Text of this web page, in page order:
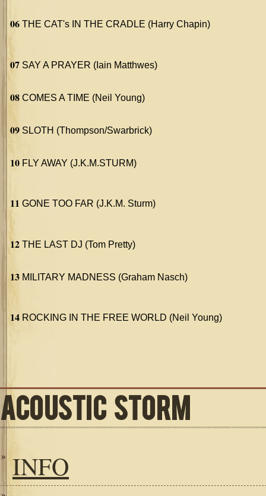
06 THE CAT's IN THE CRADLE (Harry Chapin)
07 SAY A PRAYER (Iain Matthwes)
08 COMES A TIME (Neil Young)
09 SLOTH (Thompson/Swarbrick)
10 FLY AWAY (J.K.M.STURM)
11 GONE TOO FAR (J.K.M. Sturm)
12 THE LAST DJ (Tom Pretty)
13 MILITARY MADNESS (Graham Nasch)
14 ROCKING IN THE FREE WORLD (Neil Young)
ACOUSTIC STORM
INFO